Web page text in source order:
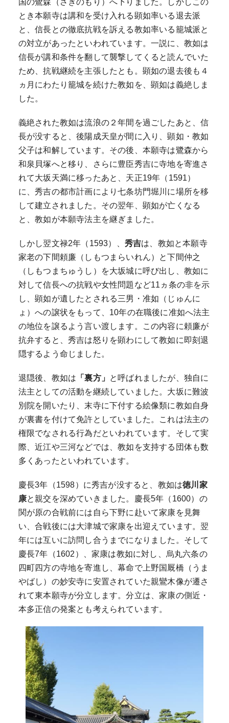
国の鷺森（さぎのもり）へ下りました。しかしこの
とき本願寺は講和を受け入れる顕如率いる退去派
と、信長との徹底抗戦を訴える教如率いる籠城派と
の対立があったといわれています。一説に、教如は
信長が講和条件を翻して襲撃してくると読んでいた
ため、抗戦継続を主張したとも。顕如の退去後も４
ヵ月にわたり籠城を続けた教如を、顕如は義絶しま
した。
義絶された教如は流浪の２年間を過ごしたあと、信
長が没すると、後陽成天皇が間に入り、顕如・教如
父子は和解しています。その後、本願寺は鷺森から
和泉貝塚へと移り、さらに豊臣秀吉に寺地を寄進さ
れて大坂天満に移ったあと、天正19年（1591）
に、秀吉の都市計画により七条坊門堀川に場所を移
して建立されました。その翌年、顕如が亡くなる
と、教如が本願寺法主を継ぎました。
しかし翌文禄2年（1593）、 秀吉は、教如と本願寺
家老の下間頼廉（しもつまらいれん）と下間仲之
（しもつまちゅうし）を大坂城に呼び出し、教如に
対して信長への抗戦や女性問題など11ヵ条の非を示
し、顕如が遺したとされる三男・准如（じゅんに
ょ）への譲状をもって、10年の在職後に准如へ法主
の地位を譲るよう言い渡します。この内容に頼廉が
抗弁すると、秀吉は怒りを顕わにして教如に即刻退
隠するよう命じました。
退隠後、教如は 「裏方」 と呼ばれましたが、独自に
法主としての活動を継続していました。大坂に難波
別院を開いたり、末寺に下付する絵像類に教如自身
が裏書を付けて免許としていました。これは法主の
権限でなされる行為だといわれています。そして実
際、近江や三河などでは、教如を支持する団体も数
多くあったといわれています。
慶長3年（1598）に秀吉が没すると、教如は徳川家
康と親交を深めていきました。慶長5年（1600）の
関が原の合戦前には自ら下野に赴いて家康を見舞
い、合戦後には大津城で家康を出迎えています。翌
年には互いに訪問し合うまでになりました。そして
慶長7年（1602）、家康は教如に対し、烏丸六条の
四町四方の寺地を寄進し、幕命で上野国厩橋（うま
やばし）の妙安寺に安置されていた親鸞木像が遷さ
れて東本願寺が分立します。分立は、家康の側近・
本多正信の発案とも考えられています。